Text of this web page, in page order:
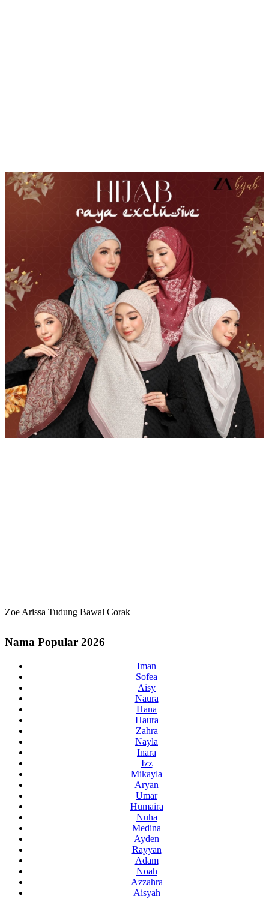
Zoe Arissa Tudung Bawal Corak
Nama Popular 2026
Iman
Sofea
Aisy
Naura
Hana
Haura
Zahra
Nayla
Inara
Izz
Mikayla
Aryan
Umar
Humaira
Nuha
Medina
Ayden
Rayyan
Adam
Noah
Azzahra
Aisyah